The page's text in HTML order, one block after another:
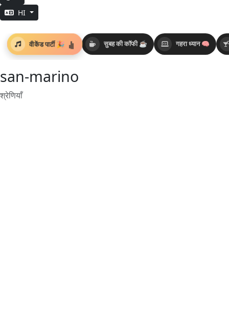
HI
सुबह की कॉफी ☕ गहरा ध्यान 🧠
वीकेंड पार्टी 🎉
san-marino
श्रेणियाँ